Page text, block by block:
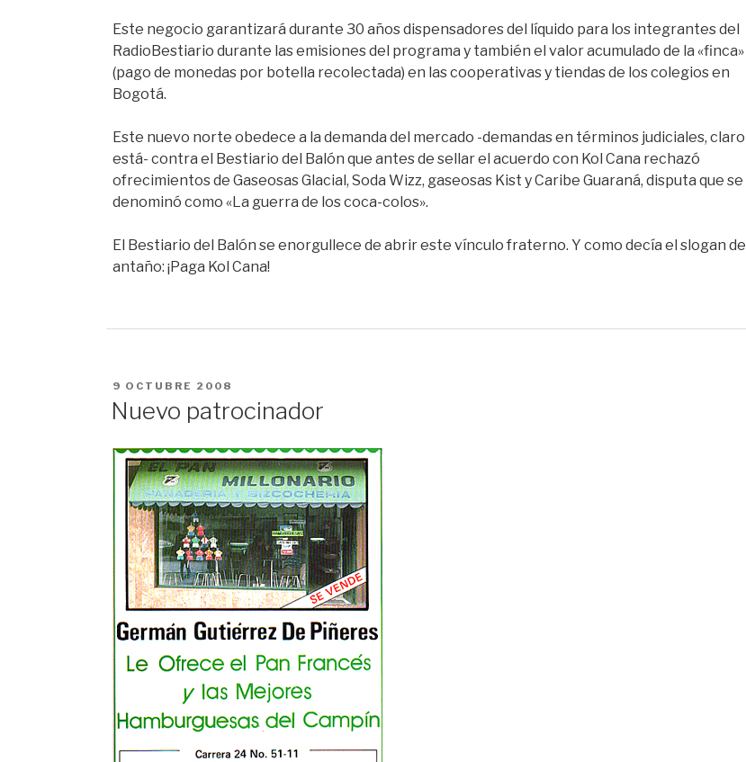
Este negocio garantizará durante 30 años dispensadores del líquido para los integrantes del
RadioBestiario durante las emisiones del programa y también el valor acumulado de la «finca»
(pago de monedas por botella recolectada) en las cooperativas y tiendas de los colegios en
Bogotá.
Este nuevo norte obedece a la demanda del mercado -demandas en términos judiciales, claro
está- contra el Bestiario del Balón que antes de sellar el acuerdo con Kol Cana rechazó
ofrecimientos de Gaseosas Glacial, Soda Wizz, gaseosas Kist y Caribe Guaraná, disputa que se
denominó como «La guerra de los coca-colos».
El Bestiario del Balón se enorgullece de abrir este vínculo fraterno. Y como decía el slogan de
antaño: ¡Paga Kol Cana!
PUBLICADO
EN
9 OCTUBRE 2008
Nuevo patrocinador